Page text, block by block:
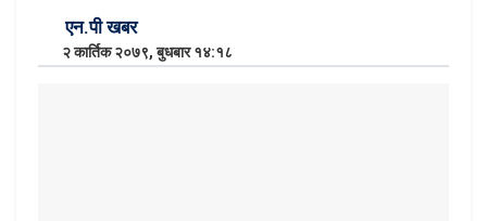
एन.पी खबर
२ कार्तिक २०७९, बुधबार १४:१८